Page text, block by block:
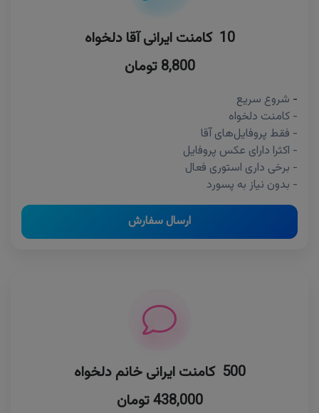
10 کامنت ایرانی آقا دلخواه
8,800 تومان
- شروع سریع
- کامنت دلخواه
- فقط پروفایل‌های آقا
- اکثرا دارای عکس پروفایل
- برخی داری استوری فعال
- بدون نیاز به پسورد
ارسال سفارش
500 کامنت ایرانی خانم دلخواه
438,000 تومان